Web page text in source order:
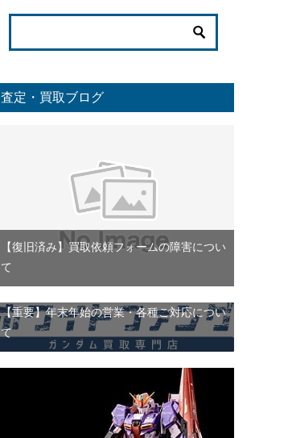
査定・買取ブログ
【復旧済み】買取依頼フォームの障害につい
て
【重要】年末年始の営業・各種ご対応につい
て